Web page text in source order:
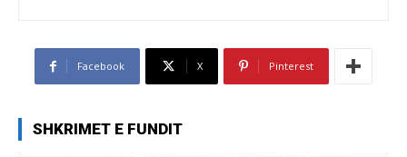
Facebook X Pinterest
SHKRIMET E FUNDIT